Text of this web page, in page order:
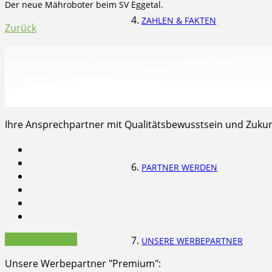
ZAHLEN & FAKTEN
PARTNER WERDEN
UNSERE WERBEPARTNER
Der neue Mähroboter beim SV Eggetal.
Zurück
Ihre Ansprechpartner mit Qualitätsbewusstsein und
Unsere Werbepartner "Premium":